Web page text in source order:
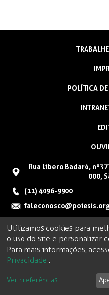
POLÍTICA
Rua Libero Badaró,
000,
(11) 4096-9900
Utilizamos cookies para
o uso do site e personalizar
Para mais informações,
Privacidade .
Ver preferências